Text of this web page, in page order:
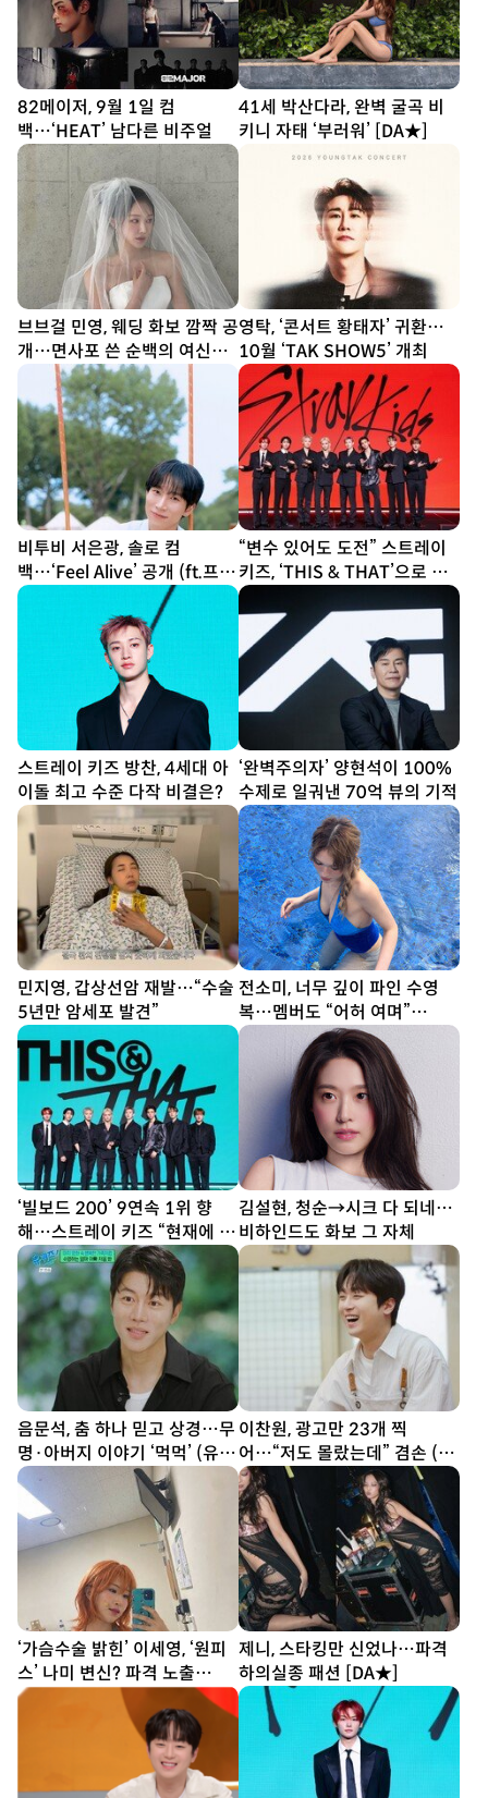
82메이저, 9월 1일 컴
백…‘HEAT’ 남다른 비주얼
41세 박산다라, 완벽 굴곡 비
키니 자태 ‘부러워’ [DA★]
브브걸 민영, 웨딩 화보 깜짝 공
개…면사포 쓴 순백의 여신
[DA★]
영탁, ‘콘서트 황태자’ 귀환…
10월 ‘TAK SHOW5’ 개최
비투비 서은광, 솔로 컴
백…‘Feel Alive’ 공개 (ft.프니
엘)
“변수 있어도 도전” 스트레이
키즈, ‘THIS & THAT’으로 보
여줄 새 얼굴 [종합]
스트레이 키즈 방찬, 4세대 아
이돌 최고 수준 다작 비결은?
‘완벽주의자’ 양현석이 100%
수제로 일궈낸 70억 뷰의 기적
민지영, 갑상선암 재발…“수술
5년만 암세포 발견”
전소미, 너무 깊이 파인 수영
복…멤버도 “어허 여며”
[DA★]
‘빌보드 200’ 9연속 1위 향
해…스트레이 키즈 “현재에 최
선다할 것” (종합)[DA현장]
김설현, 청순→시크 다 되네…
비하인드도 화보 그 자체
음문석, 춤 하나 믿고 상경…무
명·아버지 이야기 ‘먹먹’ (유퀴
즈)
이찬원, 광고만 23개 찍
어…“저도 몰랐는데” 겸손 (편
스토랑)
‘가슴수술 밝힌’ 이세영, ‘원피
스’ 나미 변신? 파격 노출
[DA★]
제니, 스타킹만 신었나…파격
하의실종 패션 [DA★]